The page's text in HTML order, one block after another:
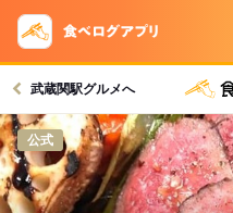
武蔵関駅グルメへ
公式
コースで
戻る
クーポンを